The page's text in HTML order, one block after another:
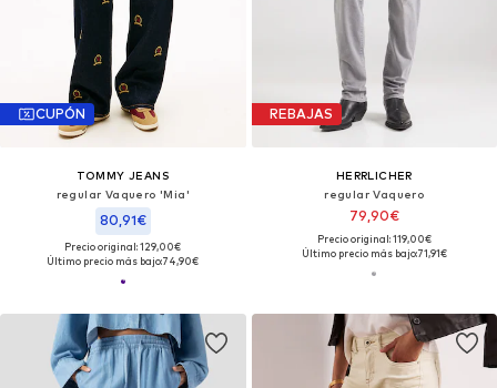
CUPÓN
TOMMY JEANS
regular Vaquero 'Mia'
80,91€
Precio original: 129,00€
Último precio más bajo:74,90€
REBAJAS
HERRLICHER
regular Vaquero
79,90€
Precio original: 119,00€
Último precio más bajo:71,91€